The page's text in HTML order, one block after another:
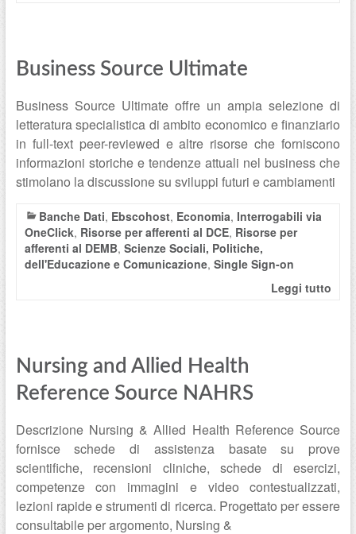
Business Source Ultimate
Business Source Ultimate offre un ampia selezione di
letteratura specialistica di ambito economico e finanziario
in full-text peer-reviewed e altre risorse che forniscono
informazioni storiche e tendenze attuali nel business che
stimolano la discussione su sviluppi futuri e cambiamenti
Banche Dati, Ebscohost, Economia, Interrogabili via
OneClick, Risorse per afferenti al DCE, Risorse per
afferenti al DEMB, Scienze Sociali, Politiche,
dell'Educazione e Comunicazione, Single Sign-on
Leggi tutto
Nursing and Allied Health
Reference Source NAHRS
Descrizione Nursing & Allied Health Reference Source
fornisce schede di assistenza basate su prove
scientifiche, recensioni cliniche, schede di esercizi,
competenze con immagini e video contestualizzati,
lezioni rapide e strumenti di ricerca. Progettato per essere
consultabile per argomento, Nursing &